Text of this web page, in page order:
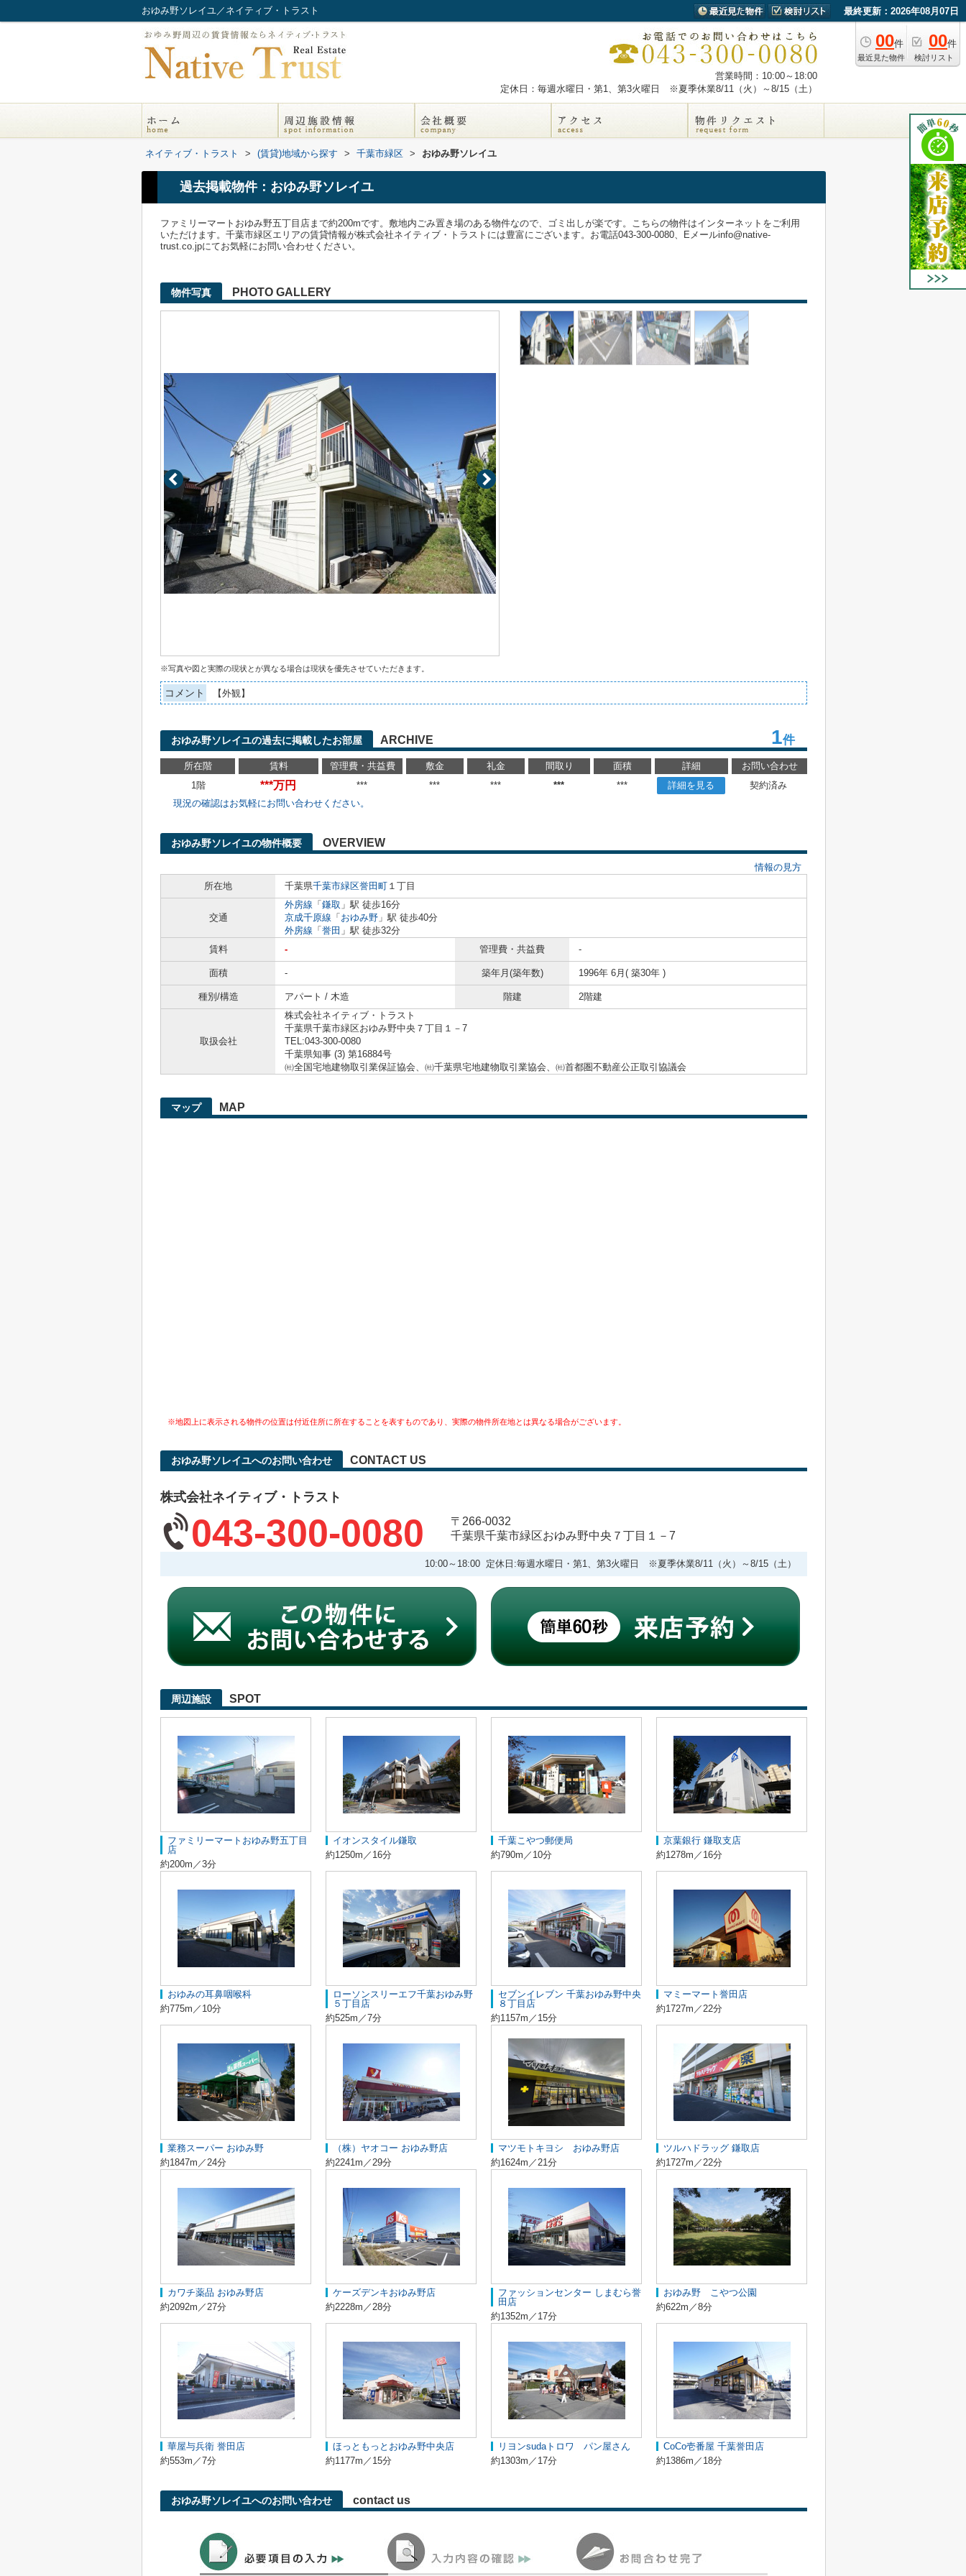
おゆみ野ソレイユ／ネイティブ・トラスト 最終更新：2026年08月07日
00件
最近見た物件
00件
検討リスト
営業時間：10:00～18:00
定休日：毎週水曜日・第1、第3火曜日 ※夏季休業8/11（火）～8/15（土）
ネイティブ・トラスト > (賃貸)地域から探す > 千葉市緑区 > おゆみ野ソレイユ
過去掲載物件：おゆみ野ソレイユ
ファミリーマートおゆみ野五丁目店まで約200mです。敷地内ごみ置き場のある物件なので、ゴミ出しが楽です。こちらの物件はインターネットをご利用
いただけます。千葉市緑区エリアの賃貸情報が株式会社ネイティブ・トラストには豊富にございます。お電話043-300-0080、Eメールinfo@native-
trust.co.jpにてお気軽にお問い合わせください。
物件写真 PHOTO GALLERY
※写真や図と実際の現状とが異なる場合は現状を優先させていただきます。
コメント 【外観】
おゆみ野ソレイユの過去に掲載したお部屋 ARCHIVE 1件
所在階 賃料 管理費・共益費 敷金 礼金 間取り 面積 詳細
お問い合わせ
1階
***万円 *** *** *** *** *** 詳細を見る
契約済み
現況の確認はお気軽にお問い合わせください。
おゆみ野ソレイユの物件概要 OVERVIEW
情報の見方
所在地
千葉県千葉市緑区誉田町 １丁目
交通
外房線 「 鎌取 」駅 徒歩16分
京成千原線 「 おゆみ野 」駅 徒歩40分
外房線 「 誉田 」駅 徒歩32分
賃料
- 管理費・共益費 -
面積 - 築年月(築年数) 1996年 6月( 築30年 )
種別/構造 アパート / 木造 階建 2階建
取扱会社
株式会社ネイティブ・トラスト
千葉県千葉市緑区おゆみ野中央７丁目１－7
TEL:043-300-0080
千葉県知事 (3) 第16884号
㈳全国宅地建物取引業保証協会、㈳千葉県宅地建物取引業協会、㈳首都圏不動産公正取引協議会
マップ MAP
※地図上に表示される物件の位置は付近住所に所在することを表すものであり、実際の物件所在地とは異なる場合がございます。
おゆみ野ソレイユへのお問い合わせ CONTACT US
株式会社ネイティブ・トラスト
043-300-0080
〒266-0032
千葉県千葉市緑区おゆみ野中央７丁目１－7
10:00～18:00 定休日:毎週水曜日・第1、第3火曜日 ※夏季休業8/11（火）～8/15（土）
周辺施設 SPOT
ファミリーマートおゆみ野五丁目
店
約200m／3分
イオンスタイル鎌取
約1250m／16分
千葉こやつ郵便局
約790m／10分
京葉銀行 鎌取支店
約1278m／16分
おゆみの耳鼻咽喉科
約775m／10分
ローソンスリーエフ千葉おゆみ野
５丁目店
約525m／7分
セブンイレブン 千葉おゆみ野中央
８丁目店
約1157m／15分
マミーマート誉田店
約1727m／22分
業務スーパー おゆみ野
約1847m／24分
（株）ヤオコー おゆみ野店
約2241m／29分
マツモトキヨシ おゆみ野店
約1624m／21分
ツルハドラッグ 鎌取店
約1727m／22分
カワチ薬品 おゆみ野店
約2092m／27分
ケーズデンキおゆみ野店
約2228m／28分
ファッションセンター しまむら誉
田店
約1352m／17分
おゆみ野 こやつ公園
約622m／8分
華屋与兵衛 誉田店
約553m／7分
ほっともっとおゆみ野中央店
約1177m／15分
リヨンsudaトロワ パン屋さん
約1303m／17分
CoCo壱番屋 千葉誉田店
約1386m／18分
おゆみ野ソレイユへのお問い合わせ contact us